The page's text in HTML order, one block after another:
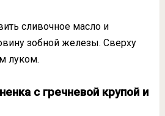
сливочное масло и
зобной железы. Сверху
луком.
с гречневой крупой и